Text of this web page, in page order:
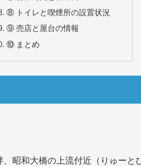
⑧ トイレと喫煙所の設置状況
⑨ 売店と屋台の情報
⑩ まとめ
昭和大橋の上流付近（りゅーと